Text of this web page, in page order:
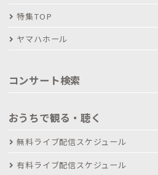
特集TOP
ヤマハホール
コンサート検索
おうちで観る・聴く
無料ライブ配信スケジュール
有料ライブ配信スケジュール